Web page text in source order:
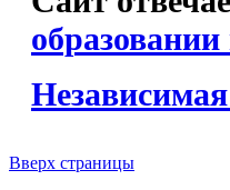
Вверх страницы